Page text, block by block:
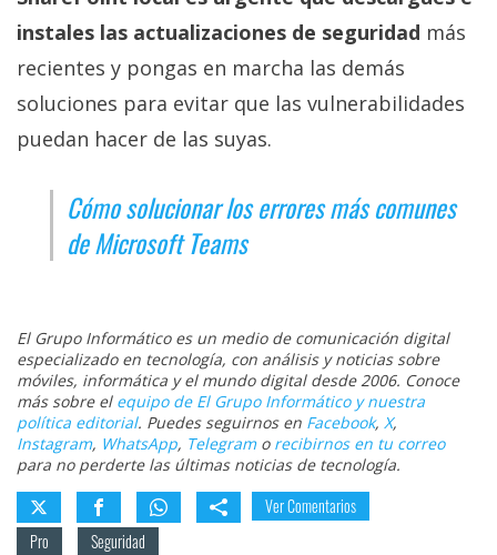
instales las actualizaciones de seguridad más
recientes y pongas en marcha las demás
soluciones para evitar que las vulnerabilidades
puedan hacer de las suyas.
Cómo solucionar los errores más comunes
de Microsoft Teams
El Grupo Informático es un medio de comunicación digital
especializado en tecnología, con análisis y noticias sobre
móviles, informática y el mundo digital desde 2006. Conoce
más sobre el equipo de El Grupo Informático y nuestra
política editorial. Puedes seguirnos en Facebook, X,
Instagram, WhatsApp, Telegramo recibirnos en tu correo
para no perderte las últimas noticias de tecnología.
Ver Comentarios
Pro
Seguridad